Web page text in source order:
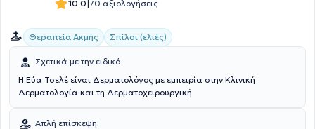
10.0 70 αξιολογήσεις
Θεραπεία Ακμής Σπίλοι (ελιές)
Σχετικά με την ειδικό
Η Εύα Τσελέ είναι Δερματολόγος με εμπειρία στην Κλινική
Δερματολογία και τη Δερματοχειρουργική
Απλή επίσκεψη